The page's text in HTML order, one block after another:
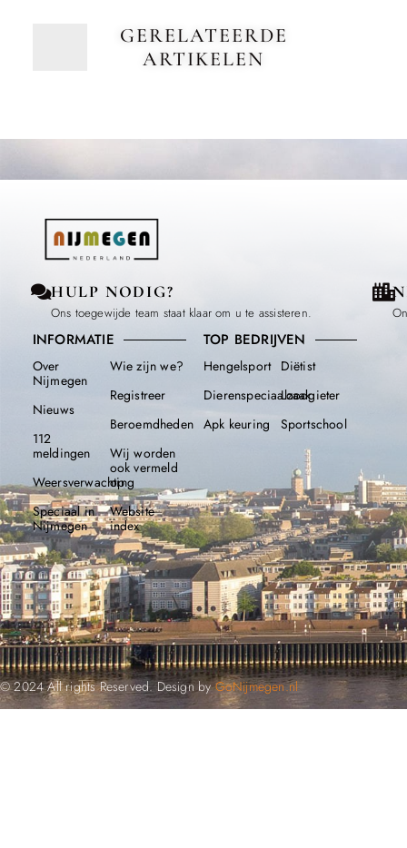
GERELATEERDE
ARTIKELEN
HULP NODIG?
Ons toegewijde team staat klaar om u te assisteren.
INFORMATIE
Over
Nijmegen
Nieuws
112
meldingen
Weersverwachting
Speciaal in
Nijmegen
Wie zijn we?
Registreer
Beroemdheden​
Wij worden
ook vermeld
op
Website
index
TOP BEDRIJVEN
Hengelsport
Dierenspeciaalzaak
Apk keuring
Diëtist
Loodgieter
Sportschool
© 2024 All rights Reserved. Design byGoNijmegen.nl